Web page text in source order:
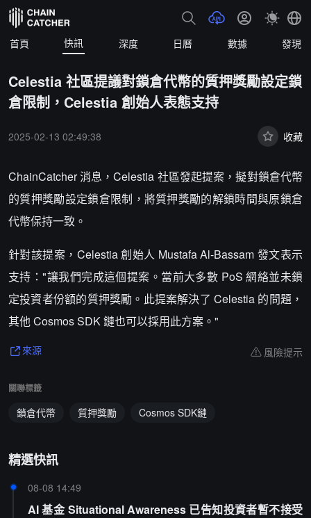
首頁 快訊 深度 日曆 數據 發現
Celestia 社區提議對鎖倉代幣的質押獎勵設定鎖
倉限制，Celestia 創始人表態支持
2025-02-13 02:49:38 收藏
ChainCatcher 消息，Celestia 社區發起提案，擬對鎖倉代幣
的質押獎勵設定鎖倉限制，將質押獎勵的解鎖時間與原鎖倉
代幣保持一致。
針對該提案，Celestia 創始人 Mustafa Al-Bassam 發文表示
支持："讓我們完成這個提案。當前大多數 PoS 網絡並未鎖
定投資者份額的質押獎勵。此提案解決了 Celestia 的問題，
其他 Cosmos SDK 鏈也可以採用此方案。"
來源 風險提示
關聯標籤
鎖倉代幣 質押獎勵 Cosmos SDK鏈
精選快訊
08-08 14:49
AI 基金 Situational Awareness 已告知投資者暫不接受